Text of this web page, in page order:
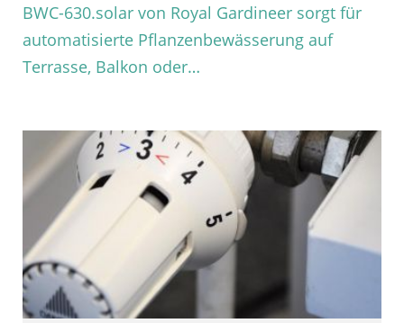
BWC-630.solar von Royal Gardineer sorgt für
automatisierte Pflanzenbewässerung auf
Terrasse, Balkon oder…